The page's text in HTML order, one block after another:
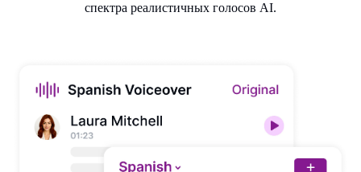
спектра реалистичных голосов AI.